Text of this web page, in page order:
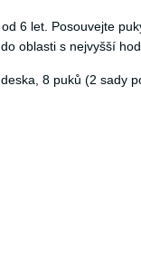
6 let. Posouvejte
oblasti s nejvyšší
8 puků (2 sady